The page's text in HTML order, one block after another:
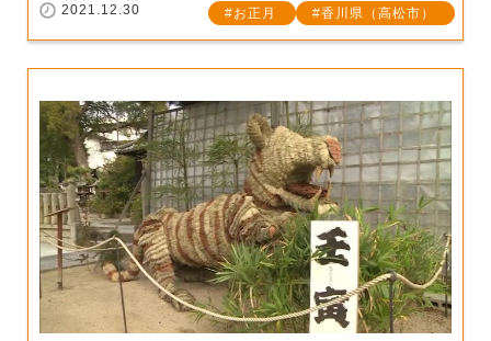
2021.12.30 お正月 香川県（高松市）